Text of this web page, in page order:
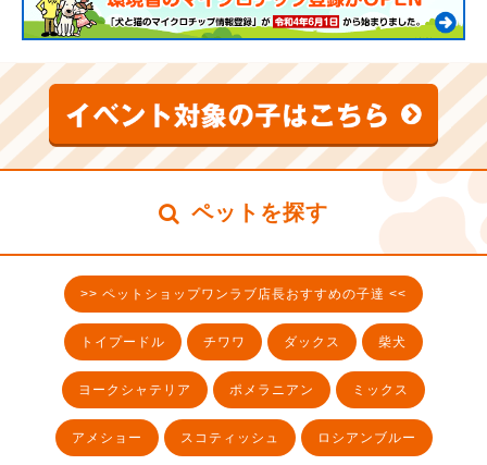
ペットを探す
>> ペットショップワンラブ店長おすすめの子達 <<
トイプードル チワワ ダックス 柴犬
ヨークシャテリア ポメラニアン ミックス
アメショー スコティッシュ ロシアンブルー